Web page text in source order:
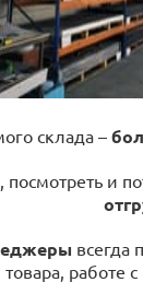
склада –
и
всегда
товара, работе